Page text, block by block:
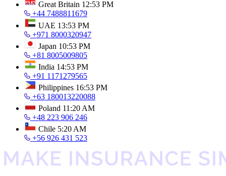
Great Britain 12:53 PM
+44 7488811679
UAE 13:53 PM
+971 8000320947
Japan 10:53 PM
+81 8005009805
India 14:53 PM
+91 1171279565
Philippines 16:53 PM
+63 180013220088
Poland 11:20 AM
+48 223 906 246
Chile 5:20 AM
+56 926 431 523